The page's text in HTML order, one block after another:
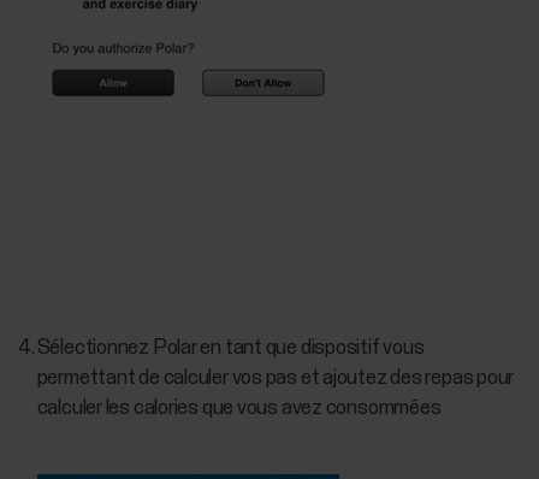
Sélectionnez Polar en tant que dispositif vous
permettant de calculer vos pas et ajoutez des repas pour
calculer les calories que vous avez consommées